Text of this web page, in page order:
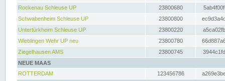
Rockenau Schleuse UP
23800680
Schwabenheim Schleuse UP
23800800
Untertürkheim Schleuse UP
23800220
Wieblingen Wehr UP neu
23800780
Ziegelhausen AMS
23800745
NEUE MAAS
ROTTERDAM
123456786